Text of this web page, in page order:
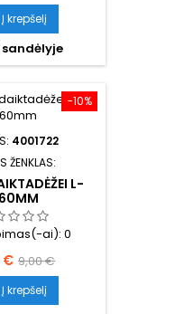
kaina
Į krepšelį
sandėlyje
−10%
4001722
ŽENKLAS:
L-
ai): 0
€ Bazinė
kaina
9,00 €
Į krepšelį